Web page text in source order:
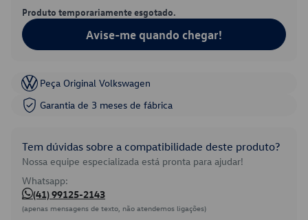
Produto temporariamente esgotado.
Avise-me quando chegar!
Peça Original Volkswagen
Garantia de 3 meses de fábrica
Tem dúvidas sobre a compatibilidade deste produto?
Nossa equipe especializada está pronta para ajudar!
Whatsapp:
(41) 99125-2143
(apenas mensagens de texto, não atendemos ligações)